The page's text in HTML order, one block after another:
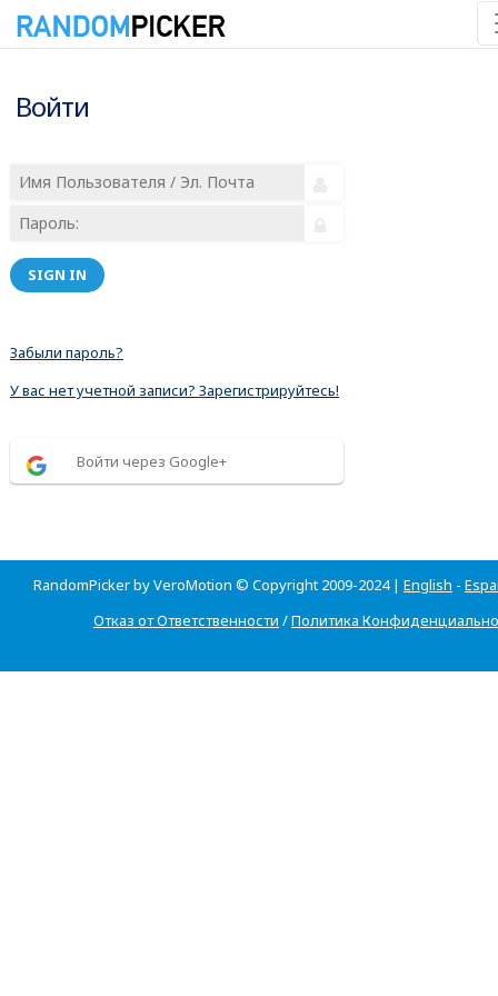
Войти
SIGN IN
Забыли пароль?
У вас нет учетной записи? Зарегистрируйтесь!
Войти через Google+
RandomPicker by VeroMotion © Copyright 2009-2024 | English -
Отказ от Ответственности /Политика